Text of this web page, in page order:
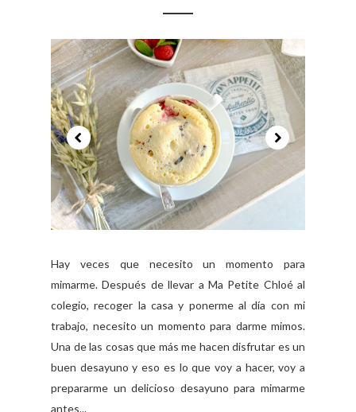
Hay veces que necesito un momento para
mimarme. Después de llevar a Ma Petite Chloé al
colegio, recoger la casa y ponerme al día con mi
trabajo, necesito un momento para darme mimos.
Una de las cosas que más me hacen disfrutar es un
buen desayuno y eso es lo que voy a hacer, voy a
prepararme un delicioso desayuno para mimarme
antes...